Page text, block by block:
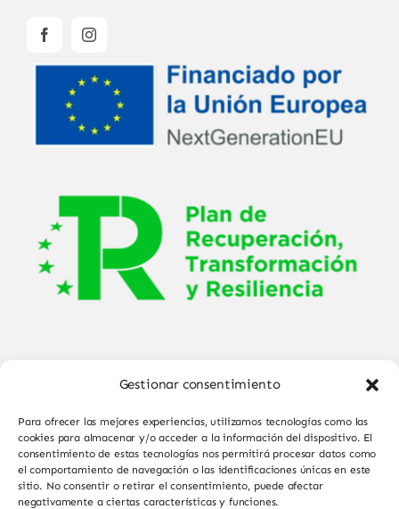
Gestionar consentimiento
Para ofrecer las mejores experiencias, utilizamos tecnologías como las
cookies para almacenar y/o acceder a la información del dispositivo. El
consentimiento de estas tecnologías nos permitirá procesar datos como
el comportamiento de navegación o las identificaciones únicas en este
sitio. No consentir o retirar el consentimiento, puede afectar
negativamente a ciertas características y funciones.
© Copyright 2025 - 2026•Sabor de Sayago
Todos los derechos reservados • Diseño por